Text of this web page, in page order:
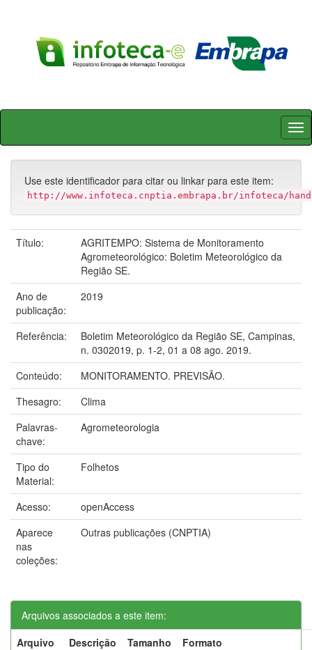
Skip
Use este identificador para citar ou linkar para este item:
http://www.infoteca.cnptia.embrapa.br/infoteca/
Título:
AGRITEMPO: Sistema de Monitoramento
Agrometeorológico: Boletim Meteorológico da
Região SE.
Ano de
publicação:
2019
Referência:
Boletim Meteorológico da Região SE, Campinas,
n. 0302019, p. 1-2, 01 a 08 ago. 2019.
Conteúdo:
MONITORAMENTO. PREVISÃO.
Thesagro:
Clima
Palavras-
chave:
Agrometeorologia
Tipo do
Material:
Folhetos
Acesso:
openAccess
Aparece
nas
coleções:
Outras publicações (CNPTIA)
Arquivos associados a este item:
Arquivo
Descrição Tamanho
Formato